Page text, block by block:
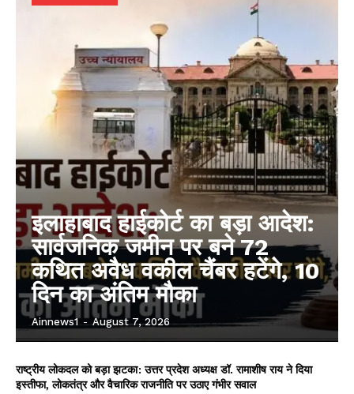
इलाहाबाद हाईकोर्ट का बड़ा आदेश:
सार्वजनिक जमीन पर बने 72
कथित अवैध वकील चैंबर हटेंगे, 10
दिन का अंतिम मौका
Ainnews1 - August 7, 2026
राष्ट्रीय लोकदल को बड़ा झटका: उत्तर प्रदेश अध्यक्ष डॉ. रामाशीष राय ने दिया
इस्तीफा, लोकतंत्र और वैचारिक राजनीति पर उठाए गंभीर सवाल